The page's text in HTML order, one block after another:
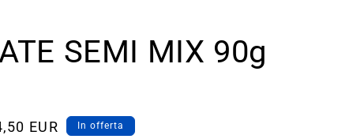
SEMI MIX 90g
EUR In offerta